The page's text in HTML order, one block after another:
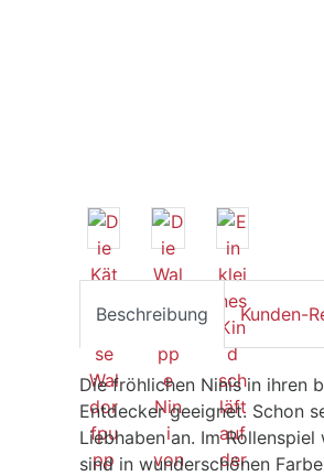
Beschreibung Kunden-
Die fröhlichen Ninis in ihren
Entdecker geeignet. Schon
Liebhaben an. Im
sind in wunderschönen